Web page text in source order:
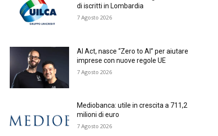
di iscritti in Lombardia
7 Agosto 2026
AI Act, nasce “Zero to AI” per aiutare
imprese con nuove regole UE
7 Agosto 2026
Mediobanca: utile in crescita a 711,2
milioni di euro
7 Agosto 2026